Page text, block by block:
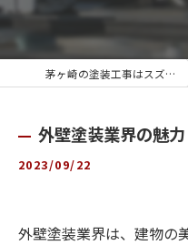
茅ヶ崎の塗装工事はスズモトリフォーム
外壁塗装業界の魅
2023/09/22
外壁塗装業界は、建物の